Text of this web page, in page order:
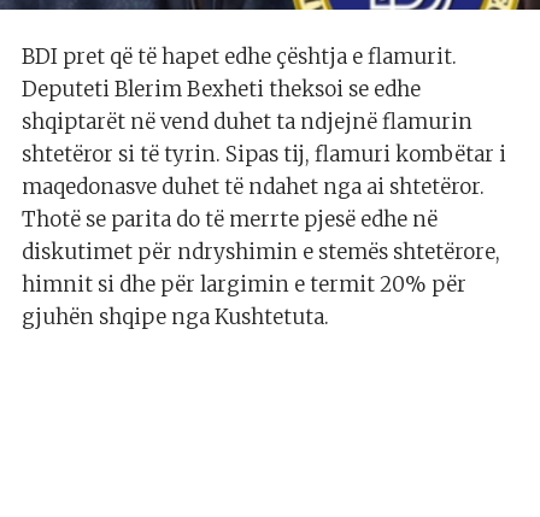
BDI pret që të hapet edhe çështja e flamurit.
Deputeti Blerim Bexheti theksoi se edhe
shqiptarët në vend duhet ta ndjejnë flamurin
shtetëror si të tyrin. Sipas tij, flamuri kombëtar i
maqedonasve duhet të ndahet nga ai shtetëror.
Thotë se parita do të merrte pjesë edhe në
diskutimet për ndryshimin e stemës shtetërore,
himnit si dhe për largimin e termit 20% për
gjuhën shqipe nga Kushtetuta.